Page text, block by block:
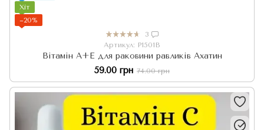
Хіт
−20%
3
Артикул: P1501B
Вітамін A+E для раковини равликів Ахатин
59.00 грн 74.00 грн